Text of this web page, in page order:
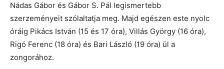
Nádas Gábor és Gábor S. Pál legismertebb
szerzeményeit szólaltatja meg. Majd egészen este nyolc
óráig Pikács István (15 és 17 óra), Villás György (16 óra),
Rigó Ferenc (18 óra) és Bari László (19 óra) ül a
zongorához.